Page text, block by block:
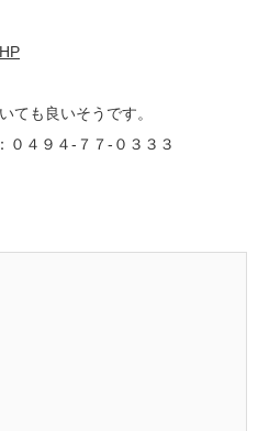
ても良いそうです。
４９４-７７-０３３３